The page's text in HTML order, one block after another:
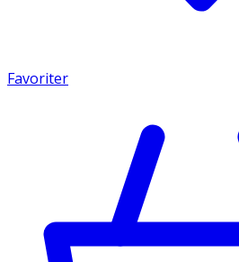
Favoriter